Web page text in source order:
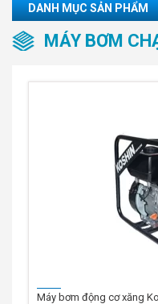
DANH MỤC SẢN PHẨM
MÁY BƠM
Máy bơm động cơ xăng